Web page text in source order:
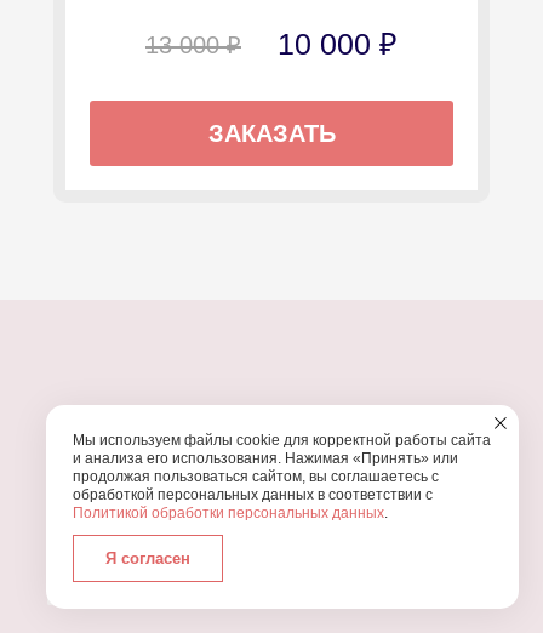
13 000 ₽ 10 000 ₽
ЗАКАЗАТЬ
УЗНАЙТЕ, ПОЧЕМУ ПРОВЕДЕНИЕВАШЕГО
ПРАЗДНИКА СТОИТ ДОВЕРИТЬ НАМ
Работаем с 2016 года
Мы используем файлы cookie для корректной работы сайта
и анализа его использования. Нажимая «Принять» или
продолжая пользоваться сайтом, вы соглашаетесь с
обработкой персональных данных в соответствии с
Политикой обработки персональных данных.
Я согласен